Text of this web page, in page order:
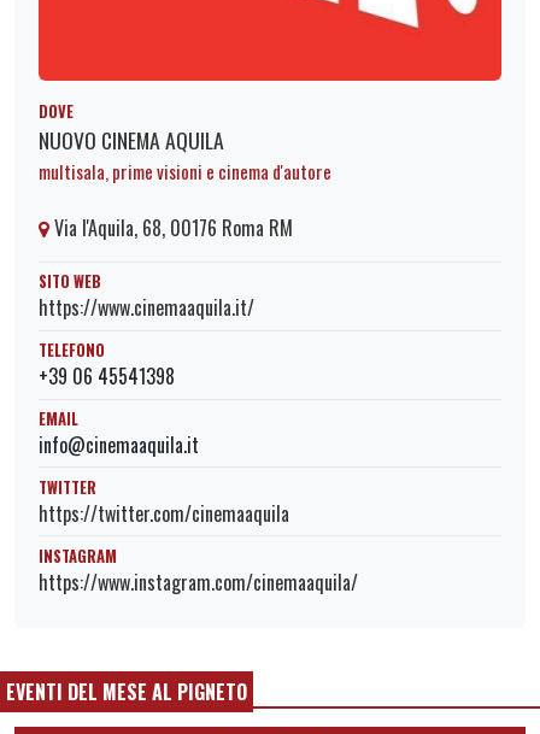
DOVE
NUOVO CINEMA AQUILA
multisala, prime visioni e cinema d'autore
Via l'Aquila, 68, 00176 Roma RM
SITO WEB
https://www.cinemaaquila.it/
TELEFONO
+39 06 45541398
EMAIL
info@cinemaaquila.it
TWITTER
https://twitter.com/cinemaaquila
INSTAGRAM
https://www.instagram.com/cinemaaquila/
EVENTI DEL MESE AL PIGNETO